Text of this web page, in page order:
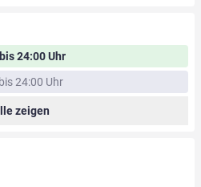
24:00 Uhr
24:00 Uhr
zeigen